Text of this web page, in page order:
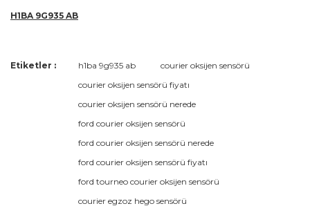
H1BA 9G935 AB
Bu ürüne ilk yorumu siz yapın!
Yorum Yaz
Bu ürünün fiyat bilgisi, resim, ürün açıklamalarında ve diğer
kullanarak tarafımıza iletebilirsiniz.
Görüş ve önerileriniz için teşekkür ederiz.
Etiketler : h1ba 9g935 ab
courier oksijen sensörü
courier oksijen sensörü fiyatı
courier oksijen sensörü nerede
ford courier oksijen sensörü
ford courier oksijen sensörü nerede
ford courier oksijen sensörü fiyatı
ford tourneo courier oksijen sensörü
courier egzoz hego sensörü